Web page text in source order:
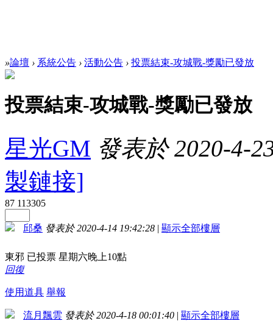
»論壇 › 系統公告 › 活動公告 › 投票結束-攻城戰-獎勵已發放
投票結束-攻城戰-獎勵已發放
星光GM 發表於 2020-4-
製鏈接]
87 113305
邱桑 發表於 2020-4-14 19:42:28 | 顯示全部樓層
東邪 已投票 星期六晚上10點
回復
使用道具 舉報
流月飄雲 發表於 2020-4-18 00:01:40 | 顯示全部樓層